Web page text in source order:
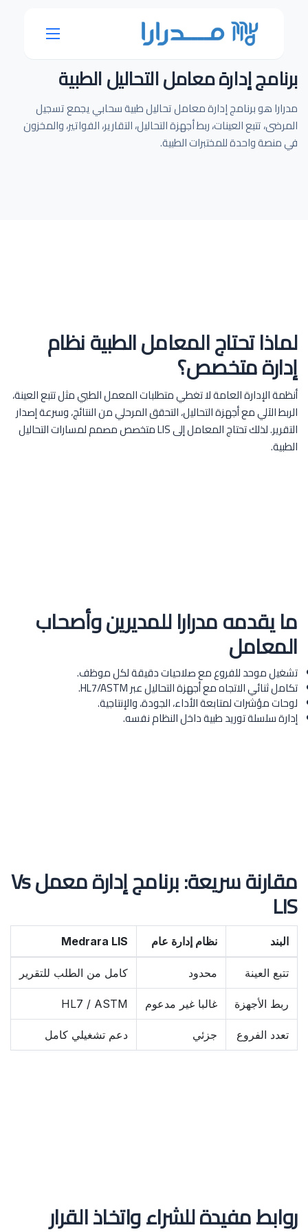
برنامج إدارة معامل التحاليل الطبية
مدرارا هو برنامج إدارة معامل تحاليل طبية سحابي يجمع تسجيل
المرضى، تتبع العينات، ربط أجهزة التحاليل، التقارير، الفواتير، والمخزون
في منصة واحدة للمختبرات الطبية.
لماذا تحتاج المعامل الطبية نظام
إدارة متخصص؟
أنظمة الإدارة العامة لا تغطي متطلبات المعمل الطبي مثل تتبع العينة،
الربط الآلي مع أجهزة التحاليل، التحقق المرحلي من النتائج، وسرعة إصدار
التقرير. لذلك تحتاج المعامل إلى LIS متخصص مصمم لمسارات التحاليل
الطبية.
ما يقدمه مدرارا للمديرين وأصحاب
المعامل
تشغيل موحد للفروع مع صلاحيات دقيقة لكل موظف.
تكامل ثنائي الاتجاه مع أجهزة التحاليل عبر HL7/ASTM.
لوحات مؤشرات لمتابعة الأداء، الجودة، والإنتاجية.
إدارة سلسلة توريد طبية داخل النظام نفسه.
مقارنة سريعة: برنامج إدارة معمل Vs
LIS
البند نظام إدارة عام Medrara LIS
تتبع العينة محدود كامل من الطلب للتقرير
ربط الأجهزة غالبا غير مدعوم HL7 / ASTM
تعدد الفروع جزئي دعم تشغيلي كامل
روابط مفيدة للشراء واتخاذ القرار